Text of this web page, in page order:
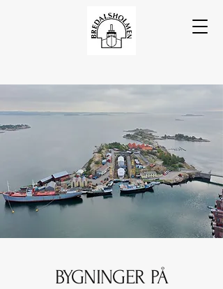
BYGNINGER PÅ